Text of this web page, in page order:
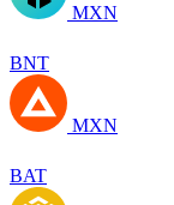
MXN
BNT
MXN
BAT